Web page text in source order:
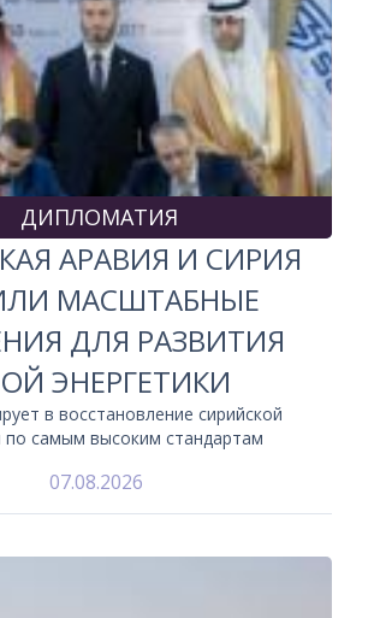
ДИПЛОМАТИЯ
АРАВИЯ И СИРИЯ
МАСШТАБНЫЕ
ДЛЯ РАЗВИТИЯ
ЭНЕРГЕТИКИ
в восстановление сирийской
по самым высоким стандартам
07.08.2026